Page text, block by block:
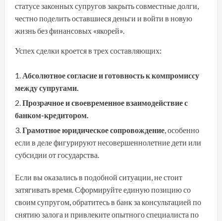
статусе законных супругов закрыть совместные долги,
честно поделить оставшиеся деньги и войти в новую
жизнь без финансовых «якорей».
Успех сделки кроется в трех составляющих:
Абсолютное согласие и готовность к компромиссу
между супругами.
Прозрачное и своевременное взаимодействие с
банком-кредитором.
Грамотное юридическое сопровождение, особенно
если в деле фигурируют несовершеннолетние дети или
субсидии от государства.
Если вы оказались в подобной ситуации, не стоит
затягивать время. Сформируйте единую позицию со
своим супругом, обратитесь в банк за консультацией по
снятию залога и привлеките опытного специалиста по